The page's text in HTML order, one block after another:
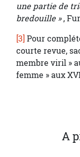
une partie de
bredouille »,
[3] Pour
courte revue,
membre viril »
femme » aux
A